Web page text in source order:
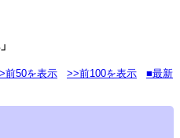
前50を表示 >>前100を表示
■最新